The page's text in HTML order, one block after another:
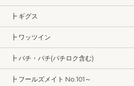
┣ ギグス
┣ ワッツイン
┣ パチ・パチ(パチロク含む)
┣ フールズメイト No.101～